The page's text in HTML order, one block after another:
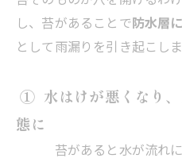
し、苔があることで防水層
として雨漏りを引き起こしま
① 水はけが悪くなり、
態に
苔があると水が流れに